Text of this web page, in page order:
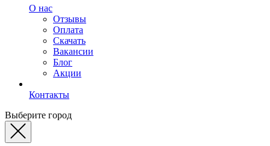
О нас
Отзывы
Оплата
Скачать
Вакансии
Блог
Акции
Контакты
Выберите город